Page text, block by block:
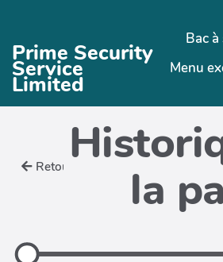
Prime Security
Service
Limited
Bac
Menu
Retour la